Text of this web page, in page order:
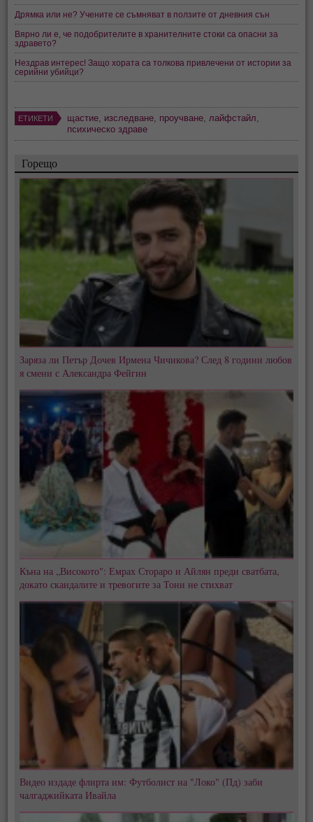
Дрямка или не? Учените се съмняват в ползите от дневния сън
Вярно ли е, че подобрителите в хранителните стоки са опасни за
здравето?
Нездрав интерес! Защо хората са толкова привлечени от истории за
серийни убийци?
ЕТИКЕТИ щастие изследване проучване лайфстайл
психическо здраве
Горещо
Заряза ли Петър Дочев Ирмена Чичикова? След 8 години любов
я смени с Александра Фейгин
Къна на „Високото": Емрах Стораро и Айлян преди сватбата,
докато скандалите и тревогите за Тони не стихват
Видео издаде флирта им: Футболист на "Локо" (Пд) заби
чалгаджийката Ивайла